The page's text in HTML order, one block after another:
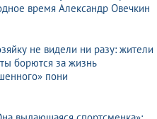
время Александр Овечкин
не видели ни разу: жители
борются за жизнь
пони